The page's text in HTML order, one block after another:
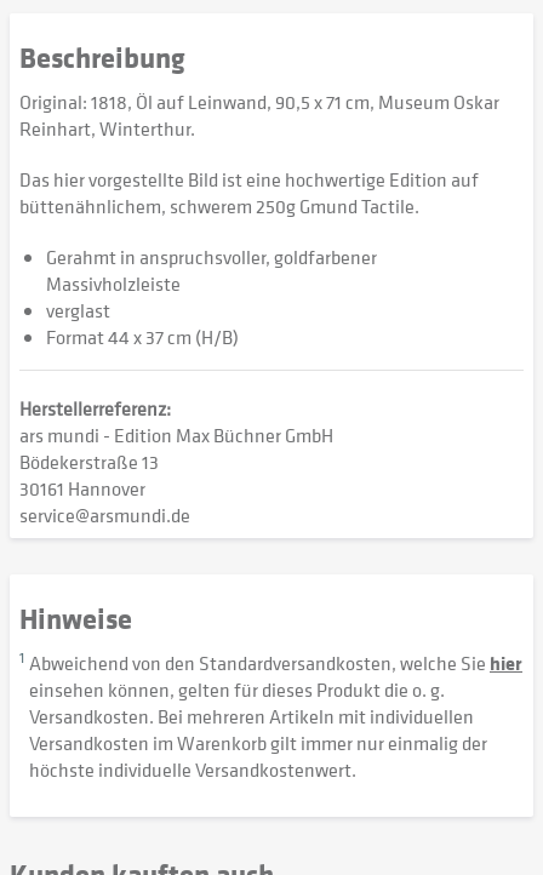
Beschreibung
Original: 1818, Öl auf Leinwand, 90,5 x 71 cm, Museum Oskar
Reinhart, Winterthur.
Das hier vorgestellte Bild ist eine hochwertige Edition auf
büttenähnlichem, schwerem 250g Gmund Tactile.
Gerahmt in anspruchsvoller, goldfarbener
Massivholzleiste
verglast
Format 44 x 37 cm (H/B)
Herstellerreferenz:
ars mundi - Edition Max Büchner GmbH
Bödekerstraße 13
30161 Hannover
service@arsmundi.de
Hinweise
1 Abweichend von den Standardversandkosten, welche Sie hier
einsehen können, gelten für dieses Produkt die o. g.
Versandkosten. Bei mehreren Artikeln mit individuellen
Versandkosten im Warenkorb gilt immer nur einmalig der
höchste individuelle Versandkostenwert.